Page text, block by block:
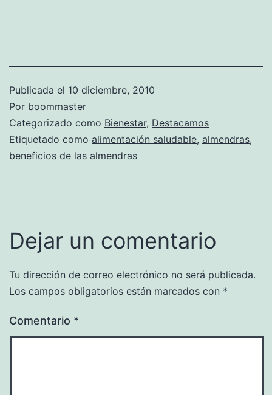
Publicada el 10 diciembre, 2010
Por boommaster
Categorizado como Bienestar, Destacamos
Etiquetado como alimentación saludable, almendras,
beneficios de las almendras
Dejar un comentario
Tu dirección de correo electrónico no será publicada.
Los campos obligatorios están marcados con *
Comentario *